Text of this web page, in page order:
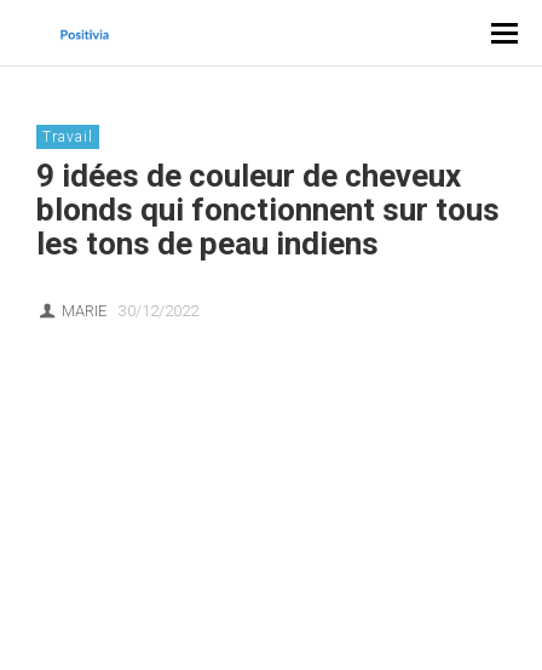
Travail
9 idées de couleur de cheveux
blonds qui fonctionnent sur tous
les tons de peau indiens
MARIE 30/12/2022